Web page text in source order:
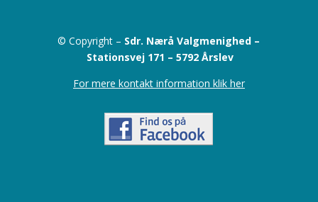
© Copyright – Sdr. Nærå Valgmenighed –
Stationsvej 171 –5792 Årslev
For mere kontakt information klik her